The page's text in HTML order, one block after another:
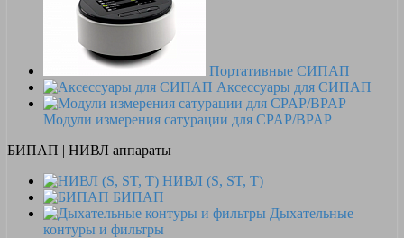
Портативные СИПАП
Аксессуары для СИПАП
Модули измерения сатурации для CPAP/BPAP
БИПАП | НИВЛ аппараты
НИВЛ (S, ST, T)
БИПАП
Дыхательные
контуры и фильтры